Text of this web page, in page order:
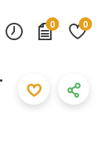
0
0